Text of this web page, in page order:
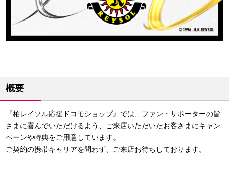
概要
『柏レイソル応援ドコモショップ』では、ファン・サポーターの皆
さまに喜んでいただけるよう、ご来店いただいたお客さまにキャン
ペーンや特典をご用意しています。
ご契約の携帯キャリアを問わず、ご来店お待ちしております。